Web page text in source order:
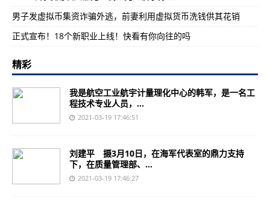
男子发虚拟币集资诈骗外逃，前妻利用虚拟货币洗钱供其花销
正式宣布！18个新职业上线！快看有你向往的吗
精彩
我是航空工业航宇计量理化中心的韩军，是一名工
程技术专业人员，...
2021-03-19 17:46:51
刘建平 摄3月10日，在海军代表室的鼎力支持
下，在质量管理部、...
2021-03-19 17:46:27